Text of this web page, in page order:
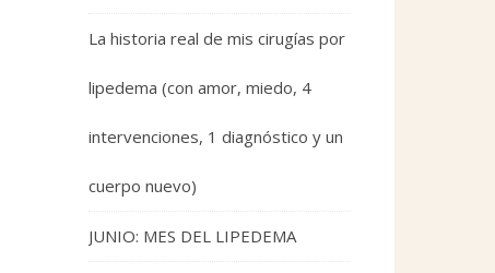
La historia real de mis cirugías por
lipedema (con amor, miedo, 4
intervenciones, 1 diagnóstico y un
cuerpo nuevo)
JUNIO: MES DEL LIPEDEMA